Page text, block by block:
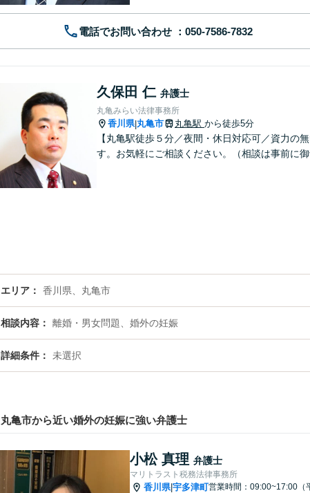
電話でお問い合わせ
久保田 仁 弁護士
丸亀みらい法律事務所
香川県|丸亀市 丸亀駅 から徒歩5分
【丸亀駅徒歩５分／夜間・休日対応可／資力の
す。お気軽にご相談ください。（相談は事前に御
エリア 香川県、丸亀市
相談内容 離婚・男女問題、婚外の妊娠
詳細条件 未選択
丸亀市から近い婚外の妊娠に強い弁護士
小松 真理 弁護士
マリトラスト税務法律事務所
香川県|宇多津町営業時間：09:00~17:00（